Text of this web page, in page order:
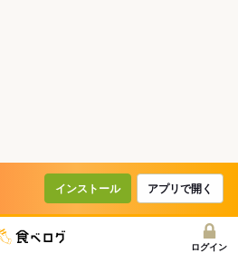
インストール アプリで開く
ログイン